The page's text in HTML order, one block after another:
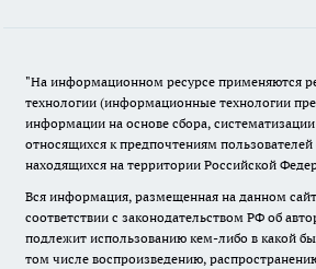
"На информационном ресурсе применяются
технологии (информационные технологии
информации на основе сбора,
относящихся к предпочтениям
находящихся на территории Российской
Вся информация, размещенная на данном
соответствии с законодательством РФ об
подлежит использованию кем-либо в какой
том числе воспроизведению,